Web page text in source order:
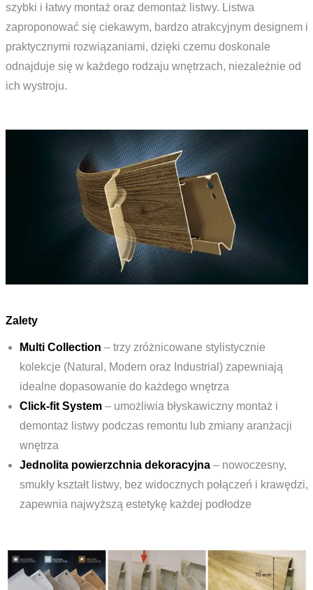
szybki i łatwy montaż oraz demontaż listwy. Listwa
zaproponować się ciekawym, bardzo atrakcyjnym designem i
praktycznymi rozwiązaniami, dzięki czemu doskonale
odnajduje się w każdego rodzaju wnętrzach, niezależnie od
ich wystroju.
Zalety
Multi Collection – trzy zróżnicowane stylistycznie
kolekcje (Natural, Modern oraz Industrial) zapewniają
idealne dopasowanie do każdego wnętrza
Click-fit System– umożliwia błyskawiczny montaż i
demontaż listwy podczas remontu lub zmiany aranżacji
wnętrza
Jednolita powierzchnia dekoracyjna– nowoczesny,
smukły kształt listwy, bez widocznych połączeń i krawędzi,
zapewnia najwyższą estetykę każdej podłodze